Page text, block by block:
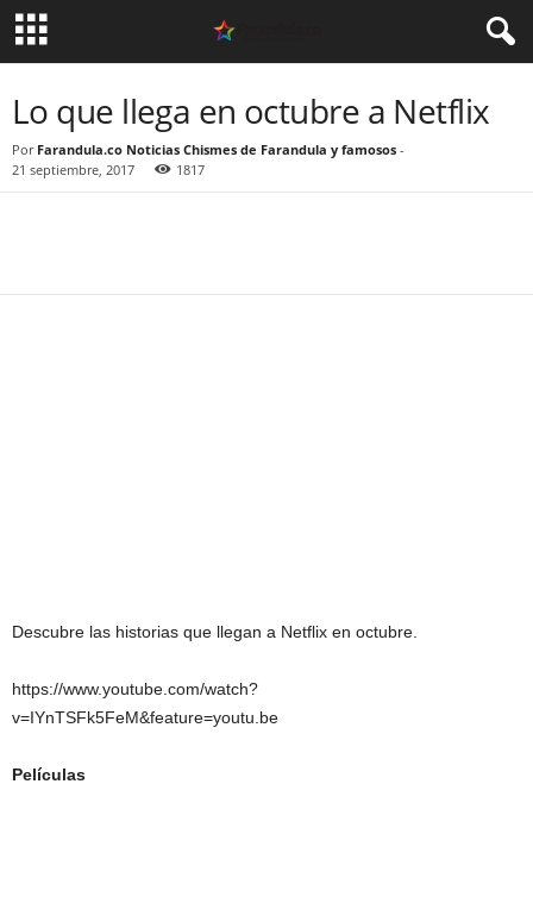
Lo que llega en octubre a Netflix
Por Farandula.co Noticias Chismes de Farandula y famosos -
21 septiembre, 2017
1817
Descubre las historias que llegan a Netflix en octubre.
https://www.youtube.com/watch?
v=IYnTSFk5FeM&feature=youtu.be
Películas